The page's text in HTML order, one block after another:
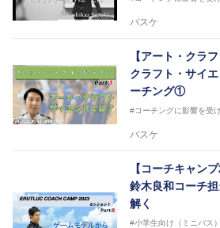
2017年U13ナショナルキャ
2017年男子日本代表サポー
リーコーチ
2018年U12ナショナルキ
2018年U13ナショナルキャ
2018年～2021年男子日本
2021年～女子日本代表アシ
バスケ
【アート・クラ
クラフト・サイ
ーチング①
#コーチングに影響を受
バスケ
【コーチキャ
鈴木良和コーチ
解く
#小学生向け（ミニバス）